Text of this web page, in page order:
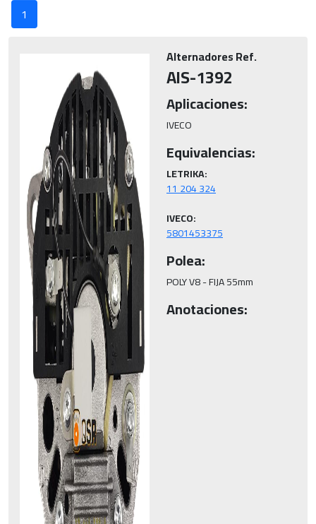
1
Alternadores Ref.
AIS-1392
Aplicaciones:
IVECO
Equivalencias:
LETRIKA:
IVECO:
5801453375
Polea:
POLY V8 - FIJA 55mm
Anotaciones: